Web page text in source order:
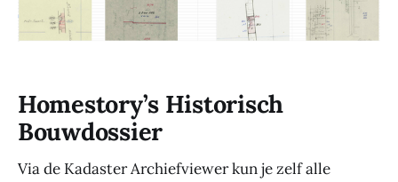
Homestory’s Historisch
Bouwdossier
Via de Kadaster Archiefviewer kun je zelf alle